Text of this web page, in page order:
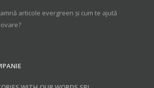
articole evergreen și cum te ajută